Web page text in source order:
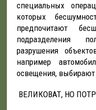
специальных
которых
предпочитают
подразделения
разрушения
например
освещения,
ВЕЛИКОВАТ, НО